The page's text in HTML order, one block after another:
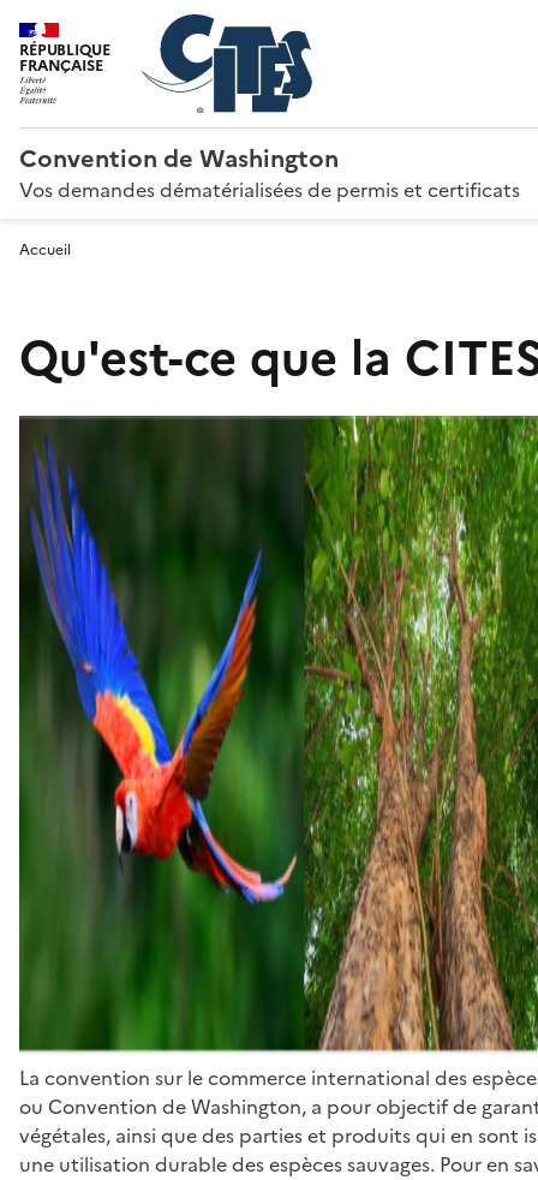
RÉPUBLIQUE
FRANÇAISE
Convention de Washington
Vos demandes dématérialisées de permis et certificats
Accueil
Qu'est-ce que la
La convention sur le commerce international des
ou Convention de Washington, a pour objectif de
végétales, ainsi que des parties et produits qui en sont
une utilisation durable des espèces sauvages. Pour en